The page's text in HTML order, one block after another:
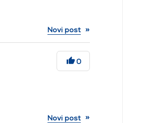
Novi post »
0
Novi post »